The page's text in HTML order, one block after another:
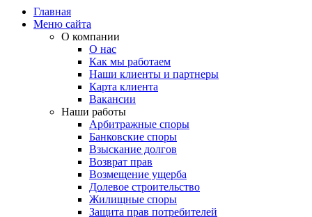
Главная
Меню сайта
О компании
О нас
Как мы работаем
Наши клиенты и партнеры
Карта клиента
Вакансии
Наши работы
Арбитражные споры
Банковские споры
Взыскание долгов
Возврат прав
Возмещение ущерба
Долевое строительство
Жилищные споры
Защита прав потребителей